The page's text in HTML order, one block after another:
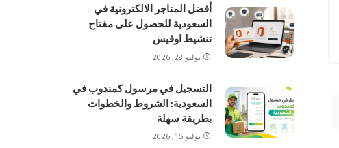
أفضل المتاجر الالكترونية في
السعودية للحصول على مفتاح
تنشيط اوفيس
يوليو 28, 2026
التسجيل في مرسول كمندوب في
السعودية: الشروط والخطوات
بطريقة سهلة
يوليو 15, 2026